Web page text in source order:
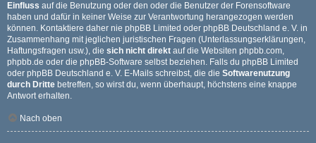
Einfluss auf die Benutzung oder den oder die Benutzer der Forensoftware
haben und dafür in keiner Weise zur Verantwortung herangezogen werden
können. Kontaktiere daher nie phpBB Limited oder phpBB Deutschland e. V. in
Zusammenhang mit jeglichen juristischen Fragen (Unterlassungserklärungen,
Haftungsfragen usw.), die sich nicht direkt auf die Websiten phpbb.com,
phpbb.de oder die phpBB-Software selbst beziehen. Falls du phpBB Limited
oder phpBB Deutschland e. V. E-Mails schreibst, die die Softwarenutzung
durch Dritte betreffen, so wirst du, wenn überhaupt, höchstens eine knappe
Antwort erhalten.
Nach oben